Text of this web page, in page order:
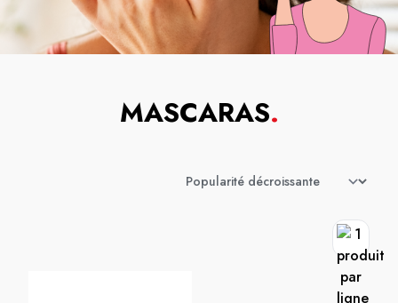
MASCARAS.